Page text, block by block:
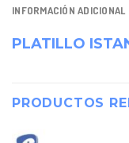
INFORMACIÓN ADICIONAL
PLATILLO
PRODUCTOS